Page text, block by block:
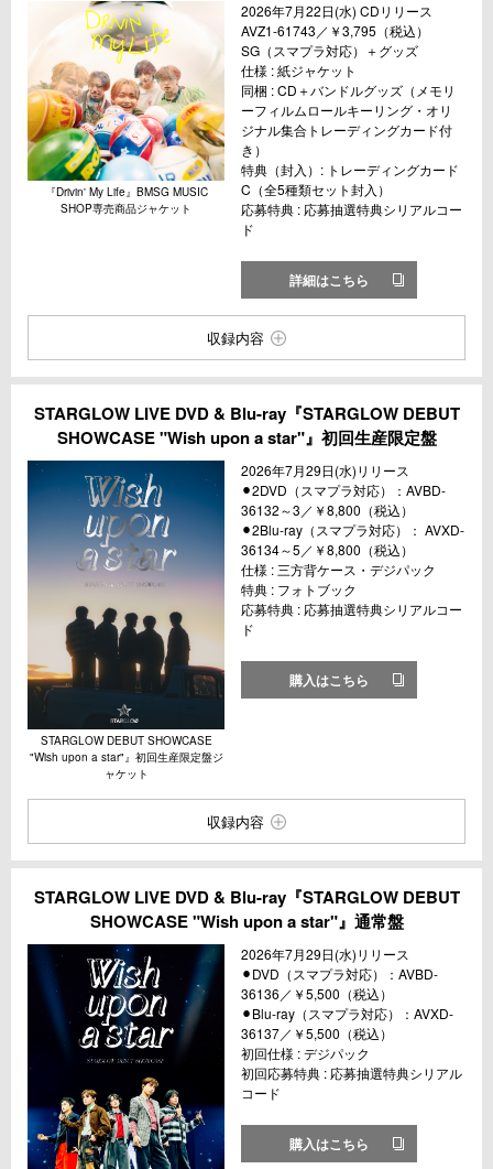
『Drivin' My Life』BMSG MUSIC
SHOP専売商品ジャケット
2026年7月22日(水) CDリリース
AVZ1-61743／￥3,795（税込）
SG（スマプラ対応）＋グッズ
仕様 : 紙ジャケット
同梱 : CD＋バンドルグッズ（メモリ
ーフィルムロールキーリング・オリ
ジナル集合トレーディングカード付
き）
特典（封入）: トレーディングカード
C（全5種類セット封入）
応募特典 : 応募抽選特典シリアルコー
ド
詳細はこちら
収録内容
STARGLOW LIVE DVD & Blu-ray『STARGLOW DEBUT
SHOWCASE "Wish upon a star"』初回生産限定盤
STARGLOW DEBUT SHOWCASE
"Wish upon a star"』初回生産限定盤ジ
ャケット
2026年7月29日(水)リリース
⚫︎2DVD（スマプラ対応）：AVBD-
36132～3／￥8,800（税込）
⚫︎2Blu-ray（スマプラ対応）： AVXD-
36134～5／￥8,800（税込）
仕様 : 三方背ケース・デジパック
特典 : フォトブック
応募特典 : 応募抽選特典シリアルコー
ド
購入はこちら
収録内容
STARGLOW LIVE DVD & Blu-ray『STARGLOW DEBUT
SHOWCASE "Wish upon a star"』通常盤
2026年7月29日(水)リリース
⚫︎DVD（スマプラ対応）：AVBD-
36136／￥5,500（税込）
⚫︎Blu-ray（スマプラ対応）：AVXD-
36137／￥5,500（税込）
初回仕様 : デジパック
初回応募特典 : 応募抽選特典シリアル
コード
購入はこちら